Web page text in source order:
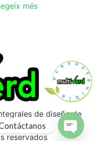
més
de diseño de
reservados